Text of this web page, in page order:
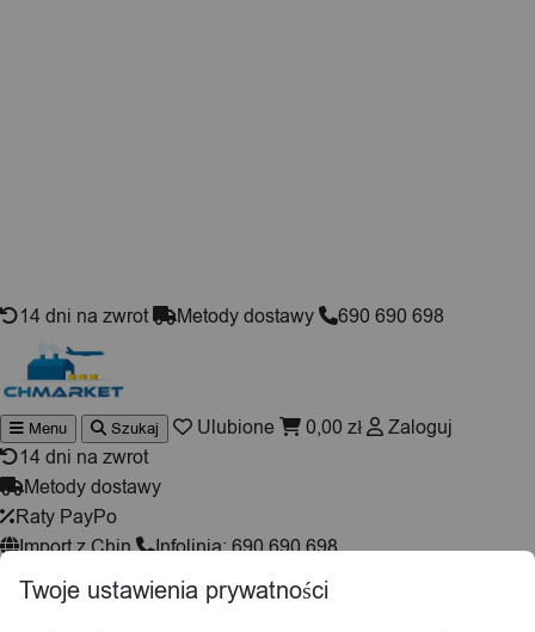
14 dni na zwrot Metody dostawy 690 690 698
Wyszukiwarka
produktów
Menu Szukaj Ulubione 0,00 zł
Zaloguj
14 dni na zwrot
Metody dostawy
Raty PayPo
Import z Chin
Infolinia: 690 690 698
Twoje ustawienia prywatności